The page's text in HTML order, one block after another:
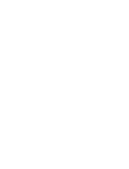
arame farpado